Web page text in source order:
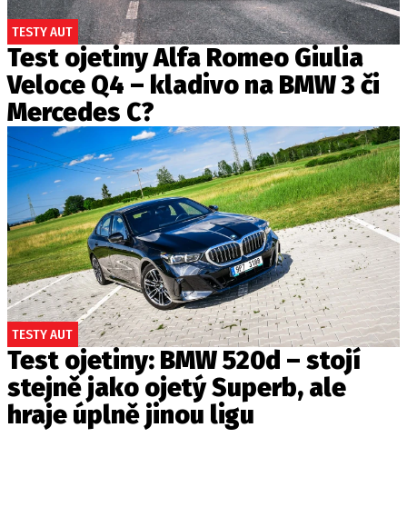
TESTY AUT
Test ojetiny Alfa Romeo Giulia
Veloce Q4 – kladivo na BMW 3 či
Mercedes C?
TESTY AUT
Test ojetiny: BMW 520d – stojí
stejně jako ojetý Superb, ale
hraje úplně jinou ligu